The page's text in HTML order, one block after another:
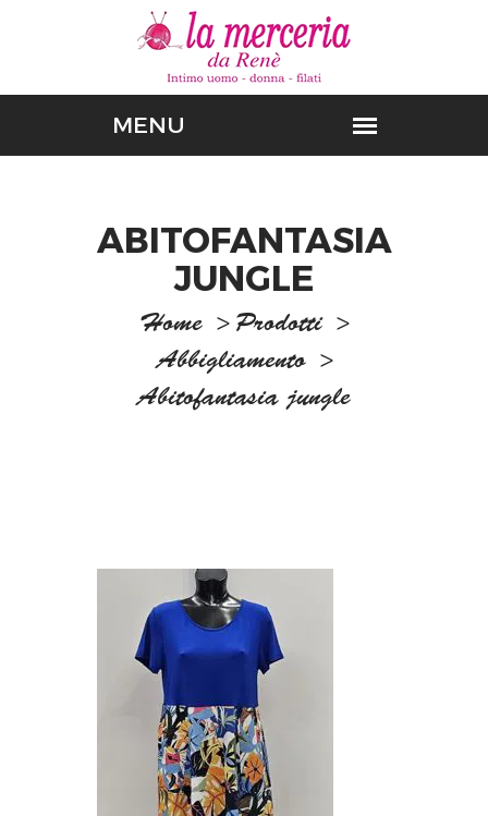
ABITOFANTASIA
JUNGLE
Home > Prodotti >
Abbigliamento >
Abitofantasia jungle